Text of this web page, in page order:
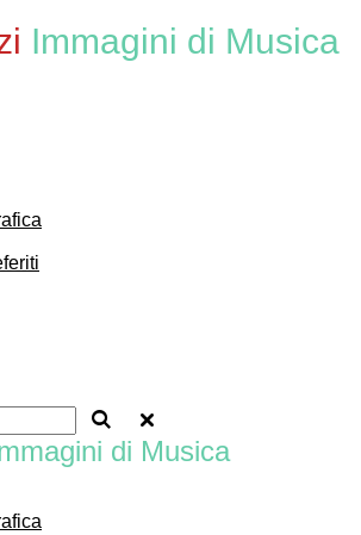
Immagini di Musica
di Musica